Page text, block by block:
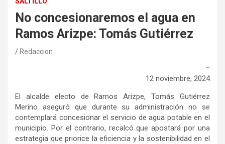
No concesionaremos el agua en
Ramos Arizpe: Tomás Gutiérrez
Redaccion
–
12 noviembre, 2024
El alcalde electo de Ramos Arizpe, Tomás Gutiérrez
Merino aseguró que durante su administración no se
contemplará concesionar el servicio de agua potable en el
municipio. Por el contrario, recalcó que apostará por una
estrategia que priorice la eficiencia y la sostenibilidad en el